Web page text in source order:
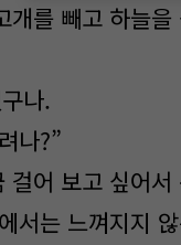
개를 빼고 하늘
나.
나?”
걸어 보고 싶어
서는 느껴지지